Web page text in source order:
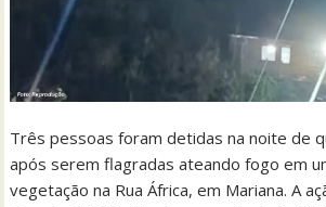
Três pessoas foram detidas na noite de
após serem flagradas ateando fogo em
vegetação na Rua África, em Mariana. A